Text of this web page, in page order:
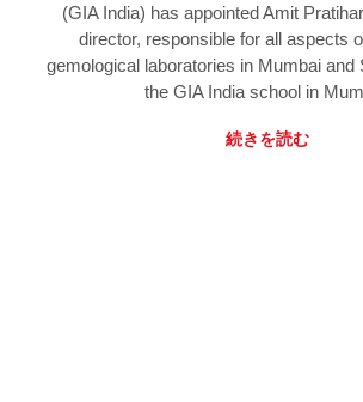
(GIA India) has appointed Amit
director, responsible for all aspects
gemological laboratories in Mumbai and
the GIA India school in
続きを読む